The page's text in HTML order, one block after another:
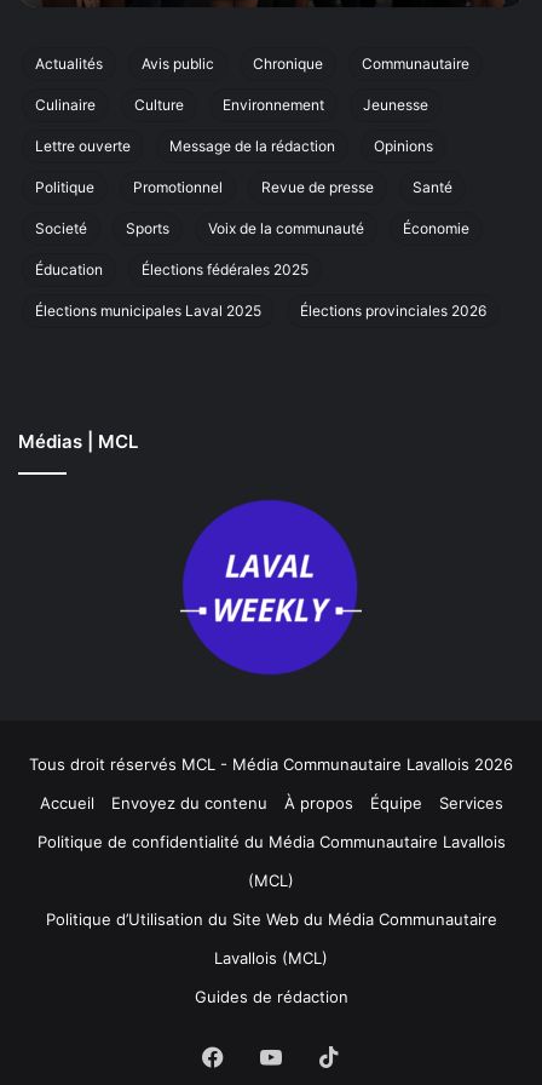
Actualités Avis public Chronique Communautaire
Culinaire Culture Environnement Jeunesse
Lettre ouverte Message de la rédaction Opinions
Politique Promotionnel Revue de presse Santé
Societé Sports Voix de la communauté Économie
Éducation Élections fédérales 2025
Élections municipales Laval 2025 Élections provinciales 2026
Médias | MCL
Tous droit réservés MCL - Média Communautaire Lavallois 2026
Accueil
Envoyez du contenu À propos Équipe
Services
Politique de confidentialité du Média Communautaire Lavallois
(MCL)
Politique d’Utilisation du Site Web du Média Communautaire
Lavallois (MCL)
Guides de rédaction
Facebook
YouTube